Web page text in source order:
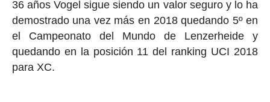
36 años Vogel sigue siendo un valor seguro y lo ha
demostrado una vez más en 2018 quedando 5º en
el Campeonato del Mundo de Lenzerheide y
quedando en la posición 11 del ranking UCI 2018
para XC.